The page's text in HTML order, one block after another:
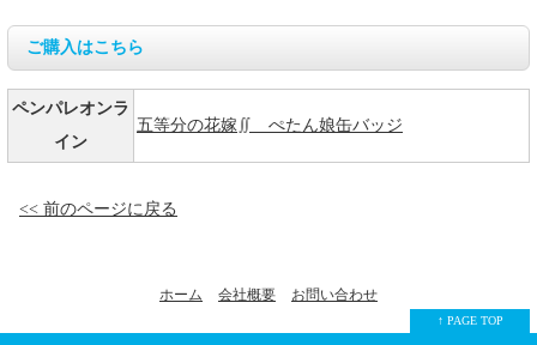
ご購入はこちら
ペンパレオンラ
イン
五等分の花嫁∬ ぺたん娘缶バッジ
<< 前のページに戻る
ホーム 会社概要 お問い合わせ
↑ PAGE TOP